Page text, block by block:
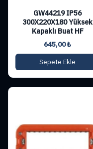
GW44219 IP56
300X220X180 Yüksek
Kapaklı Buat HF
645,00₺
Sepete Ekle